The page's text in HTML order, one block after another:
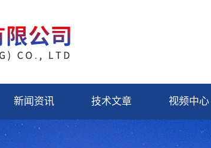
新闻资讯 技术文章 视频中心